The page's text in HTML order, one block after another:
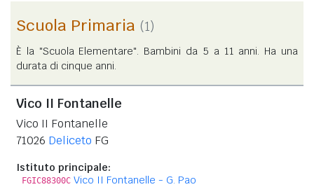
Scuola Primaria (1)
È la "Scuola Elementare". Bambini da 5 a 11 anni. Ha una
durata di cinque anni.
Vico II Fontanelle
Vico II Fontanelle
71026 Deliceto FG
Istituto principale:
FGIC88300C Vico II Fontanelle - G. Pao